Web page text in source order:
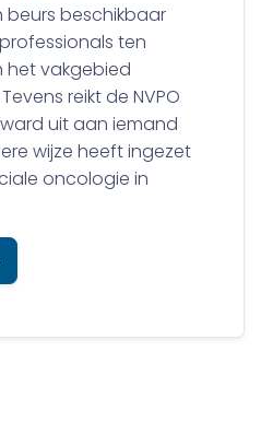
beurs beschikbaar
ten
het vakgebied
reikt de NVPO
uit aan iemand
wijze heeft ingezet
oncologie in